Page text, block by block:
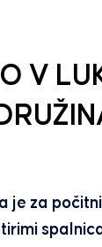
V
je za